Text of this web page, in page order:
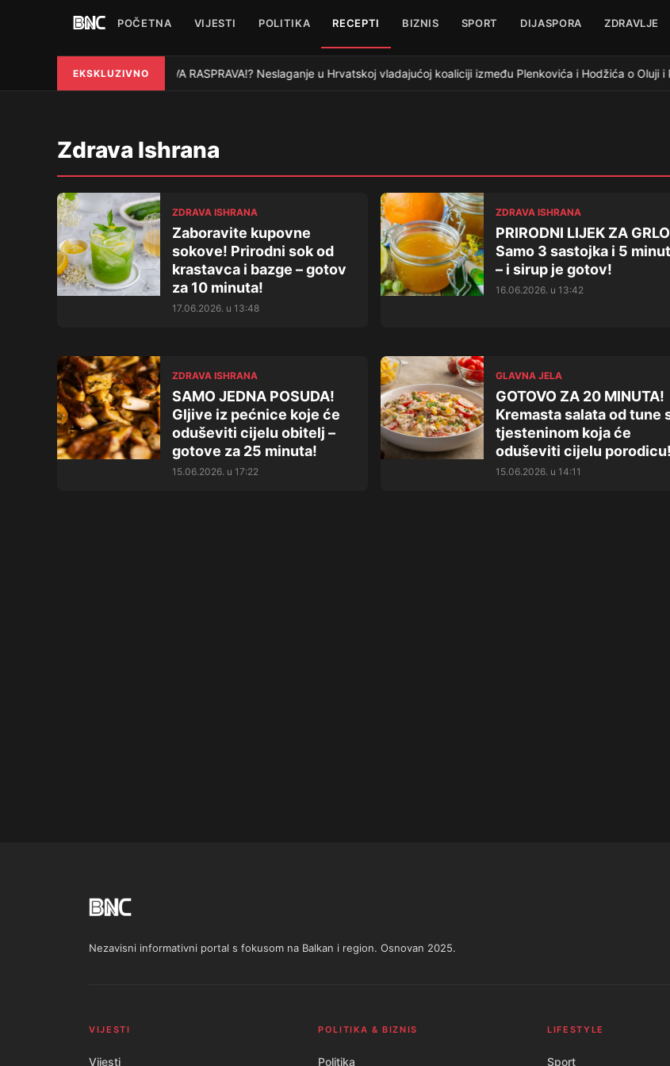
POČETNA VIJESTI POLITIKA RECEPTI BIZNIS SPORT DIJASPORA ZDRAVLJE
EKSKLUZIVNO
● NOVA RASPRAVA!? Neslaganje u Hrvatskoj vladajućoj koaliciji između Plenkovića i Hodžića o Oluji i
Zdrava Ishrana
ZDRAVA ISHRANA
Zaboravite kupovne
sokove! Prirodni sok od
krastavca i bazge – gotov
za 10 minuta!
17.06.2026. u 13:48
ZDRAVA ISHRANA
PRIRODNI LIJEK ZA
Samo 3 sastojka i 5
– i sirup je gotov!
16.06.2026. u 13:42
ZDRAVA ISHRANA
SAMO JEDNA POSUDA!
Gljive iz pećnice koje će
oduševiti cijelu obitelj –
gotove za 25 minuta!
15.06.2026. u 17:22
GLAVNA JELA
GOTOVO ZA 20 MINUTA!
Kremasta salata od tune
tjesteninom koja će
oduševiti cijelu porodicu!
15.06.2026. u 14:11
Nezavisni informativni portal s fokusom na Balkan i region. Osnovan 2025.
VIJESTI
Vijesti
POLITIKA & BIZNIS
Politika
LIFESTYLE
Sport